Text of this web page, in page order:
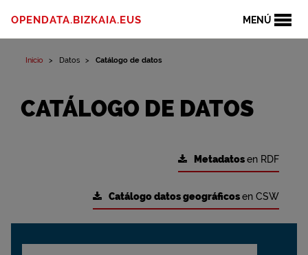
MENÚ
OPENDATA.BIZKAIA.EUS
Inicio Datos Catálogo de datos
CATÁLOGO DE DATOS
Metadatosen RDF
Catálogo datos geográficosen CSW